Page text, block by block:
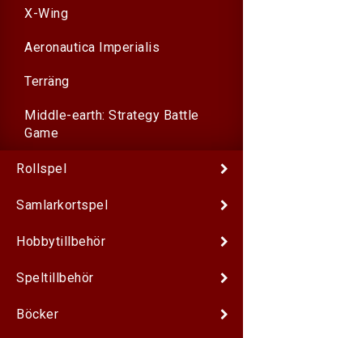
X-Wing
Aeronautica Imperialis
Terräng
Middle-earth: Strategy Battle
Game
Rollspel
Samlarkortspel
Hobbytillbehör
Speltillbehör
Böcker